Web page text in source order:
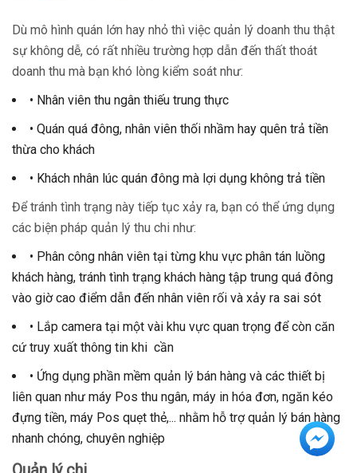
Dù mô hình quán lớn hay nhỏ thì việc quản lý doanh thu thật
sự không dễ, có rất nhiều trường hợp dẫn đến thất thoát
doanh thu mà bạn khó lòng kiểm soát như:
• Nhân viên thu ngân thiếu trung thực
• Quán quá đông, nhân viên thối nhầm hay quên trả tiền
thừa cho khách
• Khách nhân lúc quán đông mà lợi dụng không trả tiền
Để tránh tình trạng này tiếp tục xảy ra, bạn có thể ứng dụng
các biện pháp quản lý thu chi như:
• Phân công nhân viên tại từng khu vực phân tán luồng
khách hàng, tránh tình trạng khách hàng tập trung quá đông
vào giờ cao điểm dẫn đến nhân viên rối và xảy ra sai sót
• Lắp camera tại một vài khu vực quan trọng để còn căn
cứ truy xuất thông tin khi cần
• Ứng dụng phần mềm quản lý bán hàng và các thiết bị
liên quan như máy Pos thu ngân, máy in hóa đơn, ngăn kéo
đựng tiền, máy Pos quẹt thẻ,... nhằm hỗ trợ quản lý bán hàng
nhanh chóng, chuyên nghiệp